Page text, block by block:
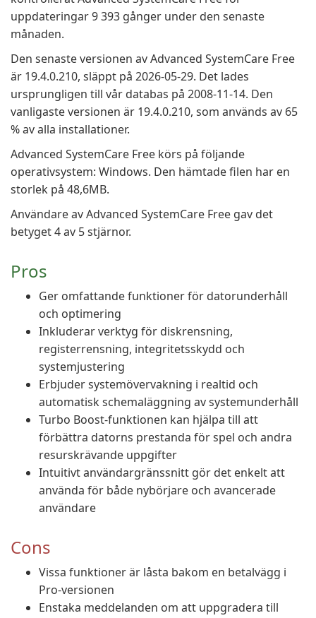
uppdateringar 9 393 gånger under den senaste
månaden.
Den senaste versionen av Advanced SystemCare Free
är 19.4.0.210, släppt på 2026-05-29. Det lades
ursprungligen till vår databas på 2008-11-14. Den
vanligaste versionen är 19.4.0.210, som används av 65
% av alla installationer.
Advanced SystemCare Free körs på följande
operativsystem: Windows. Den hämtade filen har en
storlek på 48,6MB.
Användare av Advanced SystemCare Free gav det
betyget 4 av 5 stjärnor.
Pros
Ger omfattande funktioner för datorunderhåll
och optimering
Inkluderar verktyg för diskrensning,
registerrensning, integritetsskydd och
systemjustering
Erbjuder systemövervakning i realtid och
automatisk schemaläggning av systemunderhåll
Turbo Boost-funktionen kan hjälpa till att
förbättra datorns prestanda för spel och andra
resurskrävande uppgifter
Intuitivt användargränssnitt gör det enkelt att
använda för både nybörjare och avancerade
användare
Cons
Vissa funktioner är låsta bakom en betalvägg i
Pro-versionen
Enstaka meddelanden om att uppgradera till